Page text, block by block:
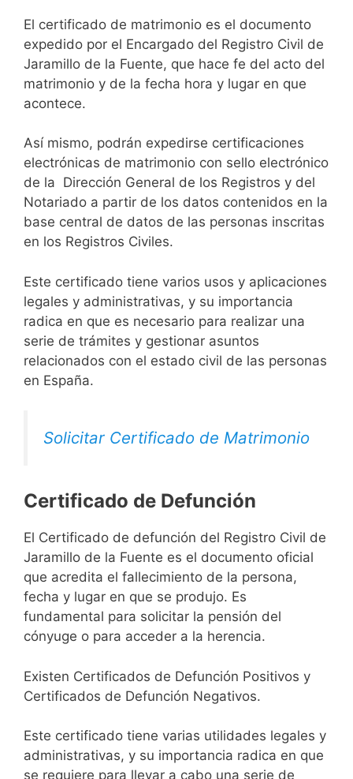
El certificado de matrimonio es el documento
expedido por el Encargado del Registro Civil de
Jaramillo de la Fuente, que hace fe del acto del
matrimonio y de la fecha hora y lugar en que
acontece.
Así mismo, podrán expedirse certificaciones
electrónicas de matrimonio con sello electrónico
de la Dirección General de los Registros y del
Notariado a partir de los datos contenidos en la
base central de datos de las personas inscritas
en los Registros Civiles.
Este certificado tiene varios usos y aplicaciones
legales y administrativas, y su importancia
radica en que es necesario para realizar una
serie de trámites y gestionar asuntos
relacionados con el estado civil de las personas
en España.
Solicitar Certificado de Matrimonio
Certificado de Defunción
El Certificado de defunción del Registro Civil de
Jaramillo de la Fuente es el documento oficial
que acredita el fallecimiento de la persona,
fecha y lugar en que se produjo. Es
fundamental para solicitar la pensión del
cónyuge o para acceder a la herencia.
Existen Certificados de Defunción Positivos y
Certificados de Defunción Negativos.
Este certificado tiene varias utilidades legales y
administrativas, y su importancia radica en que
se requiere para llevar a cabo una serie de